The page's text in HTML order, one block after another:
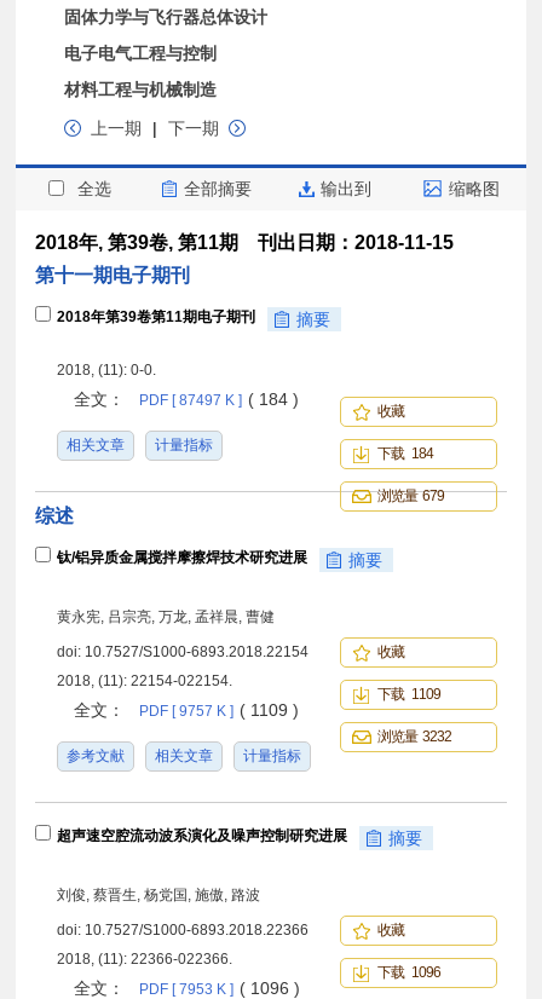
固体力学与飞行器总体设计
电子电气工程与控制
材料工程与机械制造
上一期
| 下一期
全选 全部摘要 输出到 缩略图
2018年, 第39卷, 第11期 刊出日期：2018-11-15
第十一期电子期刊
2018年第39卷第11期电子期刊 摘要
2018, (11): 0-0.
全文： PDF [ 87497 K ] ( 184 )
相关文章 计量指标
收藏
下载 184
浏览量 679
综述
钛/铝异质金属搅拌摩擦焊技术研究进展 摘要
黄永宪, 吕宗亮, 万龙, 孟祥晨, 曹健
doi: 10.7527/S1000-6893.2018.22154
2018, (11): 22154-022154.
全文： PDF [ 9757 K ] ( 1109 )
参考文献 相关文章 计量指标
收藏
下载 1109
浏览量 3232
超声速空腔流动波系演化及噪声控制研究进展 摘要
刘俊, 蔡晋生, 杨党国, 施傲, 路波
doi: 10.7527/S1000-6893.2018.22366
2018, (11): 22366-022366.
全文： PDF [ 7953 K ] ( 1096 )
收藏
下载 1096